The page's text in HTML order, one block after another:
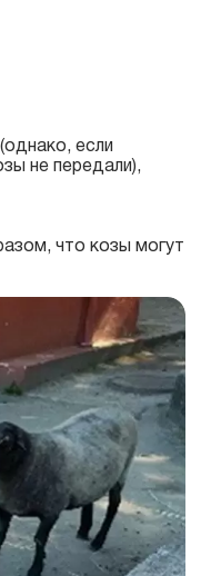
днако, если
не передали),
что козы могут